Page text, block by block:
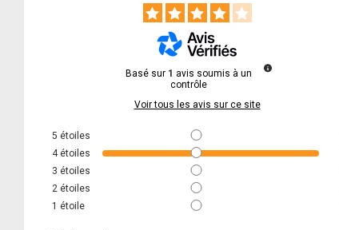
Basé sur 1 avis soumis à un
contrôle
Voir tous les avis sur ce site
5 étoiles
4 étoiles
3 étoiles
2 étoiles
1 étoile